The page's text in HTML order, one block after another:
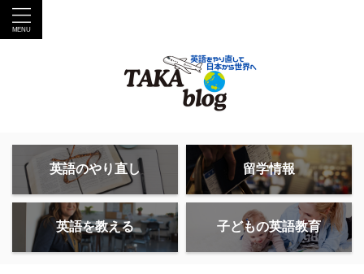
英語のやり直し 留学情報
英語を教える 子どもの英語教育